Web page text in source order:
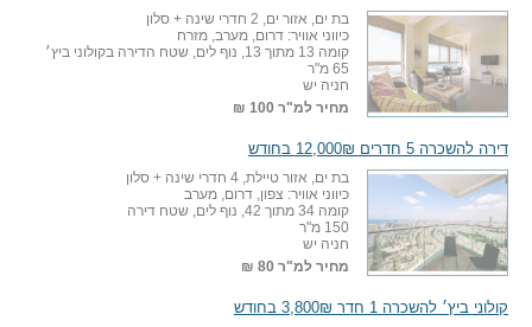
בת ים, אזור ים, 2 חדרי שינה + סלון
כיווני אוויר: דרום, מערב, מזרח
קומה 13 מתוך 13, נוף לים, שטח הדירה בקולוני ביץ׳
65 מ"ר
חניה יש
מחיר למ"ר 100 ₪
דירה להשכרה 5 חדרים 12,000₪ בחודש
בת ים, אזור טיילת, 4 חדרי שינה + סלון
כיווני אוויר: צפון, דרום, מערב
קומה 34 מתוך 42, נוף לים, שטח דירה
150 מ"ר
חניה יש
מחיר למ"ר 80 ₪
קולוני ביץ׳ להשכרה 1 חדר 3,800₪ בחודש